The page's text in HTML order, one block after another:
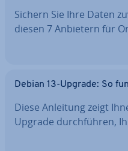
Sichern Sie Ihre Daten
diesen 7 Anbietern für
Debian 13-Upgrade: So
Diese Anleitung zeigt
Upgrade durch­füh­ren,